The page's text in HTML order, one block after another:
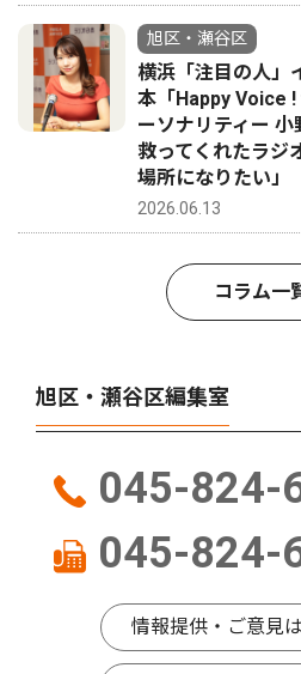
旭区・瀬谷区
横浜「注目の人
本「Happy Voice
ーソナリティー
救ってくれたラジ
場所になりたい」
2026.06.13
コラム一
旭区・瀬谷区編集室
045-824-
045-824-
情報提供・ご意見